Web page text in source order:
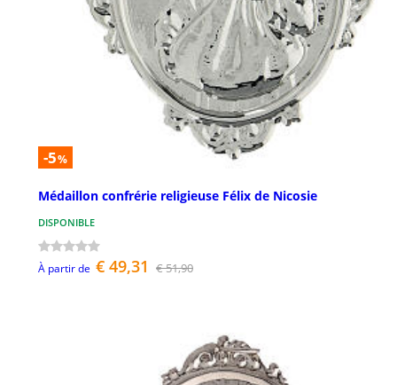
-5%
Médaillon confrérie religieuse Félix de Nicosie
DISPONIBLE
À partir de € 49,31 € 51,90